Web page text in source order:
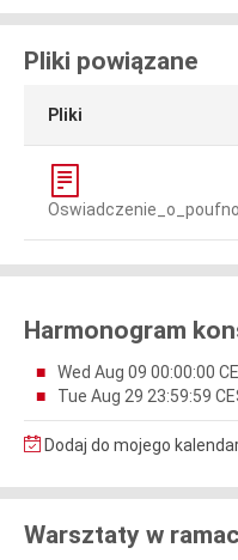
Pliki powiązane
Pliki
Harmonogram
Wed Aug 09 00:00:00
Tue Aug 29 23:59:59
Dodaj do mojego
Warsztaty w